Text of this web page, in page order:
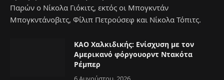
Παρών ο Νίκολα Γιόκιτς, εκτός οι Μπογκντάν
Μπογκντάνοβιτς, Φίλιπ Πετρούσεφ και Νίκολα Τόπιτς.
ΚΑΟ Χαλκιδικής: Ενίσχυση με τον
Αμερικανό φόργουορντ Ντακότα
Ρέμπερ